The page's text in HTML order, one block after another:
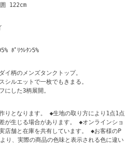
122cm
ﾎﾟﾘｳﾚﾀﾝ5%
イ柄のメンズタンクトップ。
シルエットで一枚でもきまる。
にした3柄展開。
りとなります。 ◆生地の取り方により1点1点
が生じる場合があります。 ◆オンラインショ
店舗と在庫を共有しています。 ◆お客様のP
り、実際の商品の色味と表示される色に違い